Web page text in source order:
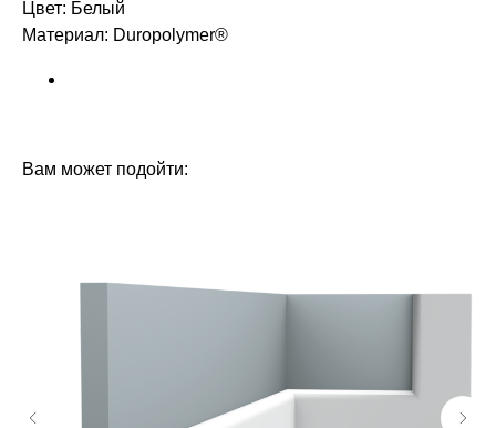
Цвет: Белый
Материал: Duropolymer®
Вам может подойти: